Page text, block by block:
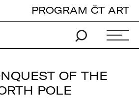
PROGRAM ČT ART
OF THE
POLE